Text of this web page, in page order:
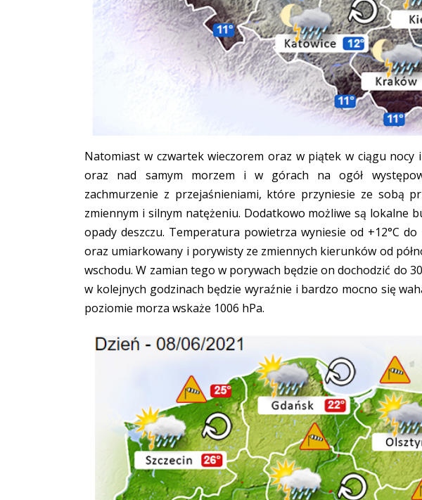
Natomiast w czwartek wieczorem oraz w piątek w ciągu nocy
oraz nad samym morzem i w górach na ogół
zachmurzenie z przejaśnieniami, które przyniesie ze sobą
zmiennym i silnym natężeniu. Dodatkowo możliwe są lokalne
opady deszczu. Temperatura powietrza wyniesie od +12°C do
oraz umiarkowany i porywisty ze zmiennych kierunków od
wschodu. W zamian tego w porywach będzie on dochodzić do
w kolejnych godzinach będzie wyraźnie i bardzo mocno się
poziomie morza wskaże 1006 hPa.